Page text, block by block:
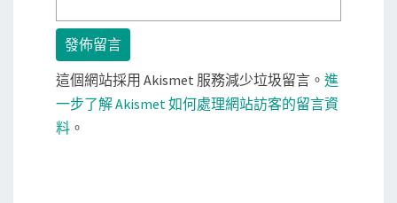
這個網站採用 Akismet 服務減少垃圾留言。 進
一步了解 Akismet 如何處理網站訪客的留言資
料 。